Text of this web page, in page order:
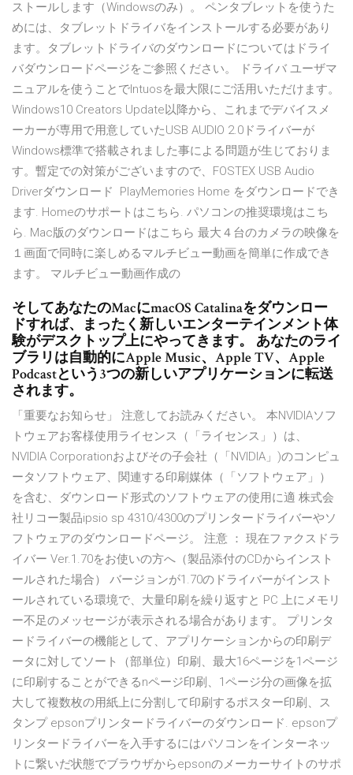
ストールします（Windowsのみ）。 ペンタブレットを使うた
めには、タブレットドライバをインストールする必要があり
ます。タブレットドライバのダウンロードについてはドライ
バダウンロードページをご参照ください。 ドライバ ユーザマ
ニュアルを使うことでIntuosを最大限にご活用いただけます。
Windows10 Creators Update以降から、これまでデバイスメ
ーカーが専用で用意していたUSB AUDIO 2.0ドライバーが
Windows標準で搭載されました事による問題が生じておりま
す。暫定での対策がございますので、FOSTEX USB Audio
Driverダウンロード PlayMemories Home をダウンロードでき
ます. Homeのサポートはこちら. パソコンの推奨環境はこち
ら. Mac版のダウンロードはこちら 最大４台のカメラの映像を
１画面で同時に楽しめるマルチビュー動画を簡単に作成でき
ます。 マルチビュー動画作成の
そしてあなたのMacにmacOS Catalinaをダウンロー
ドすれば、まったく新しいエンターテインメント体
験がデスクトップ上にやってきます。 あなたのライ
ブラリは自動的にApple Music、Apple TV、Apple
Podcastという3つの新しいアプリケーションに転送
されます。
「重要なお知らせ」 注意してお読みください。 本NVIDIAソフ
トウェアお客様使用ライセンス（「ライセンス」）は、
NVIDIA Corporationおよびその子会社（「NVIDIA」)のコンピュ
ータソフトウェア、関連する印刷媒体（「ソフトウェア」）
を含む、ダウンロード形式のソフトウェアの使用に適 株式会
社リコー製品ipsio sp 4310/4300のプリンタードライバーやソ
フトウェアのダウンロードページ。 注意 ： 現在ファクスドラ
イバー Ver.1.70をお使いの方へ（製品添付のCDからインスト
ールされた場合） バージョンが1.70のドライバーがインスト
ールされている環境で、大量印刷を繰り返すと PC 上にメモリ
ー不足のメッセージが表示される場合があります。 プリンタ
ードライバーの機能として、アプリケーションからの印刷デ
ータに対してソート（部単位）印刷、最大16ページを1ページ
に印刷することができるnページ印刷、1ページ分の画像を拡
大して複数枚の用紙上に分割して印刷するポスター印刷、ス
タンプ epsonプリンタードライバーのダウンロード. epsonプ
リンタードライバーを入手するにはパソコンをインターネッ
トに繋いだ状態でブラウザからepsonのメーカーサイトのサポ